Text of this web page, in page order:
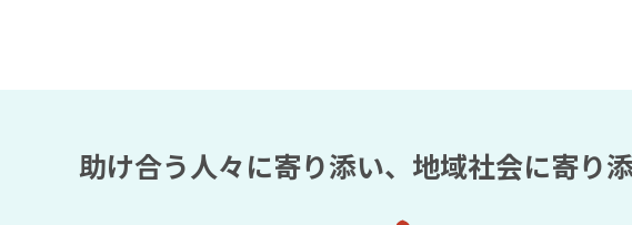
助け合う人々に寄り添い、 地域社会に寄り